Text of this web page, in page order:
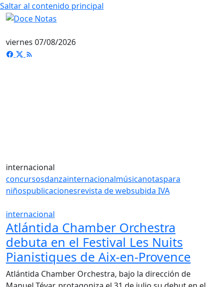
Saltar al contenido principal
viernes 07/08/2026
internacional
concursosdanzainternacionalmúsicanotaspara
niñospublicacionesrevista de websubida IVA
internacional
Atlántida Chamber Orchestra
debuta en el Festival Les Nuits
Pianistiques de Aix-en-Provence
Atlántida Chamber Orchestra, bajo la dirección de